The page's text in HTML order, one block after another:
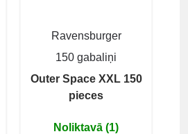
Ravensburger
150 gabaliņi
Outer Space XXL 150
pieces
Noliktavā (1)